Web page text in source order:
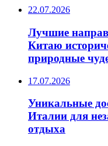
22.07.2026
Лучшие
Китаю
природные
17.07.2026
Уникальные
Италии для
отдыха